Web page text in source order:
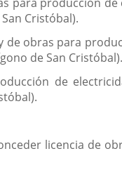
Cristóbal).
de obras para
de San Cristóbal).
de
licencia de